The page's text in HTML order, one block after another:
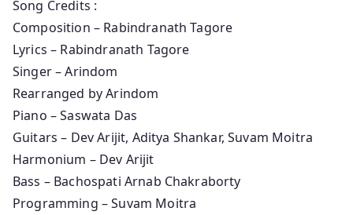
Song Credits :
Composition – Rabindranath Tagore
Lyrics – Rabindranath Tagore
Singer – Arindom
Rearranged by Arindom
Piano – Saswata Das
Guitars – Dev Arijit, Aditya Shankar, Suvam Moitra
Harmonium – Dev Arijit
Bass – Bachospati Arnab Chakraborty
Programming – Suvam Moitra